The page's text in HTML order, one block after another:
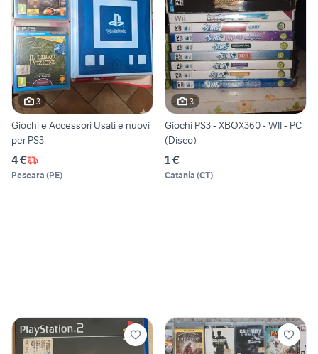
3
Giochi e Accessori Usati e nuovi
per PS3
4 €
Pescara (PE)
3
Giochi PS3 - XBOX360 - WII - PC
(Disco)
1 €
Catania (CT)